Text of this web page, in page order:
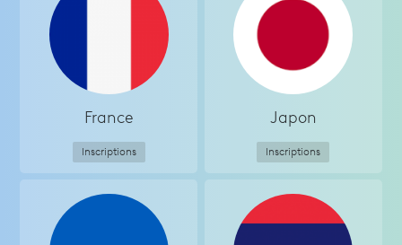
France
Inscriptions
Japon
Inscriptions